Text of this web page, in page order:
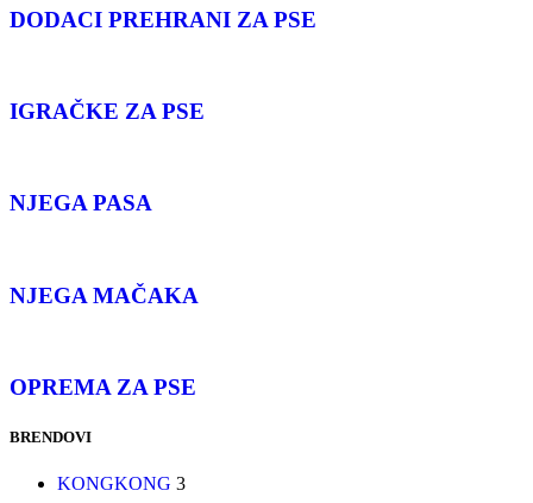
DODACI PREHRANI ZA PSE
IGRAČKE ZA PSE
NJEGA PASA
NJEGA MAČAKA
OPREMA ZA PSE
BRENDOVI
KONGKONG 3